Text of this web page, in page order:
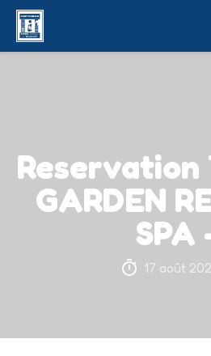
Reservation
GARDEN
SPA
17 août